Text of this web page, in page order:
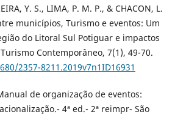
Y. S., LIMA, P. M. P., & CHACON, L.
municípios, Turismo e eventos: Um
do Litoral Sul Potiguar e impactos
Contemporâneo, 7(1), 49-70.
2357-8211.2019v7n1ID16931
de organização de eventos:
4ª ed.- 2ª reimpr- São